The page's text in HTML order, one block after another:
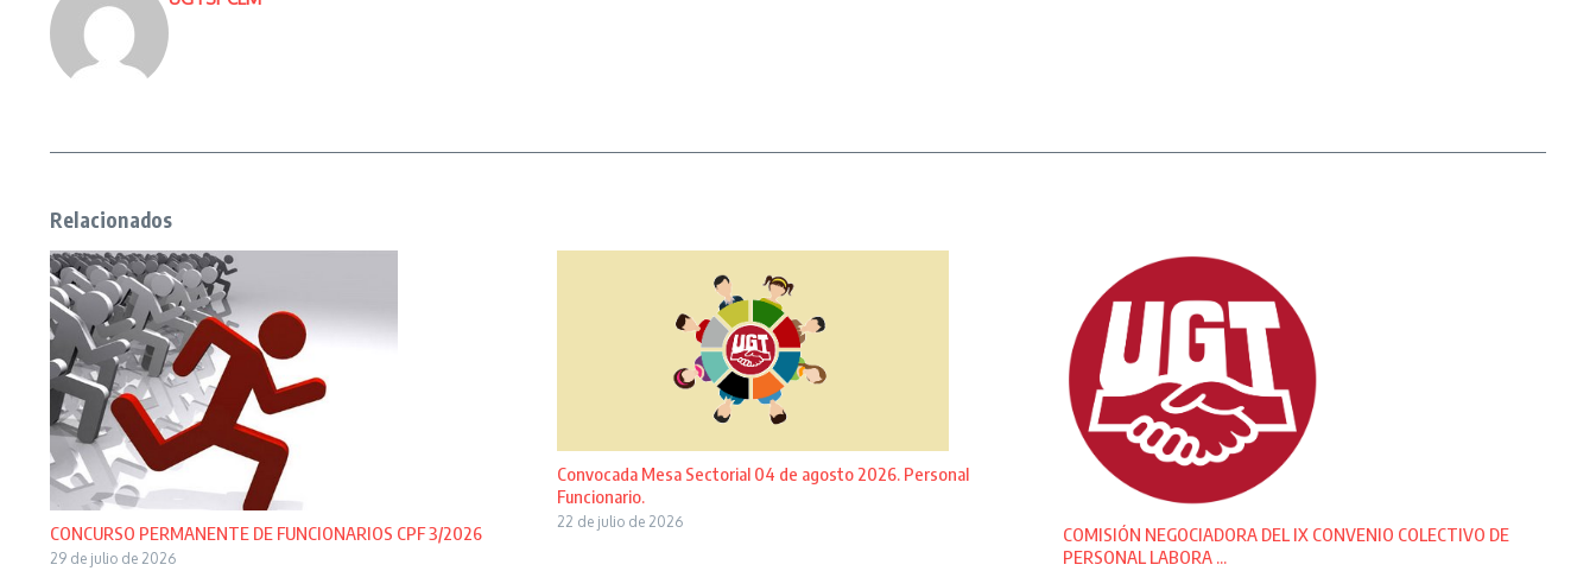
Relacionados
CONCURSO PERMANENTE DE FUNCIONARIOS CPF 3/2026
29 de julio de 2026
Convocada Mesa Sectorial 04 de agosto 2026. Personal
Funcionario.
22 de julio de 2026
COMISIÓN NEGOCIADORA DEL IX CONVENIO COLECTIVO DE
PERSONAL LABORA ...